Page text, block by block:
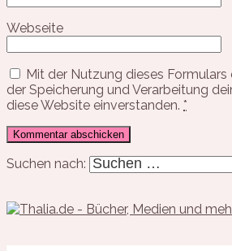
Webseite
Mit der Nutzung dieses
der Speicherung und Verarbeitung
diese Website einverstanden. *
Suchen nach: